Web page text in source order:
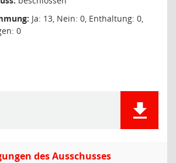
Ja: 13, Nein: 0, Enthaltung: 0,
0
des Ausschusses